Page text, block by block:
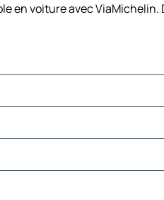
en voiture avec